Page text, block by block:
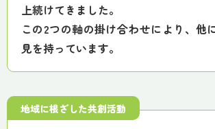
上続けてきました。
この2つの軸の掛け合わせにより、他
見を持っています。
地域に根ざした共創活動